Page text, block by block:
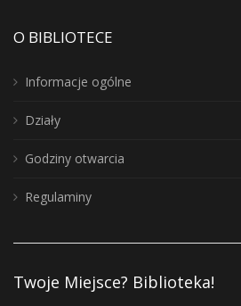
O BIBLIOTECE
Informacje ogólne
Działy
Godziny otwarcia
Regulaminy
Twoje Miejsce? Biblioteka!